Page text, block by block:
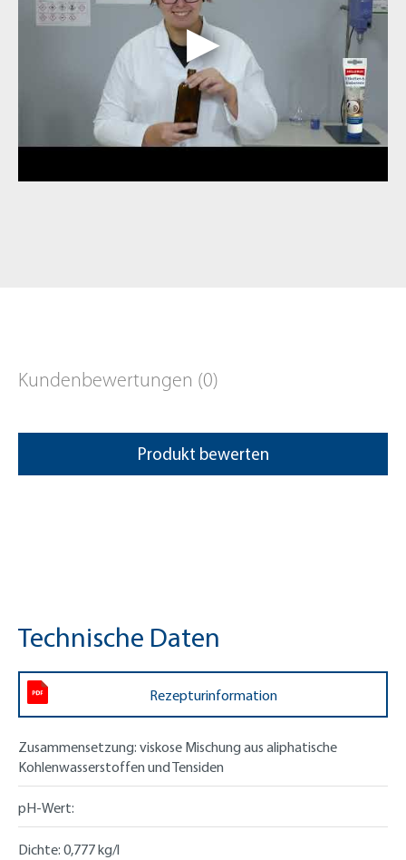
Kundenbewertungen (0)
Produkt bewerten
Technische Daten
Rezepturinformation
Zusammensetzung: viskose Mischung aus aliphatische
Kohlenwasserstoffen und Tensiden
pH-Wert:
Dichte: 0,777 kg/l